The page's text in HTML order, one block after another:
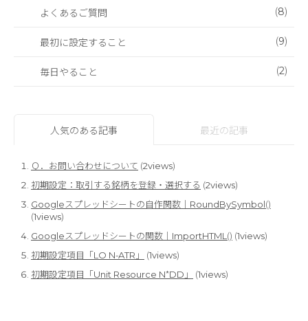
よくあるご質問 (8)
最初に設定すること (9)
毎日やること (2)
人気のある記事 最近の記事
Ｑ．お問い合わせについて (2views)
初期設定：取引する銘柄を登録・選択する (2views)
Googleスプレッドシートの自作関数｜RoundBySymbol()
(1views)
Googleスプレッドシートの関数｜ImportHTML() (1views)
初期設定項目「LO N-ATR」
(1views)
初期設定項目「Unit Resource N*DD」
(1views)